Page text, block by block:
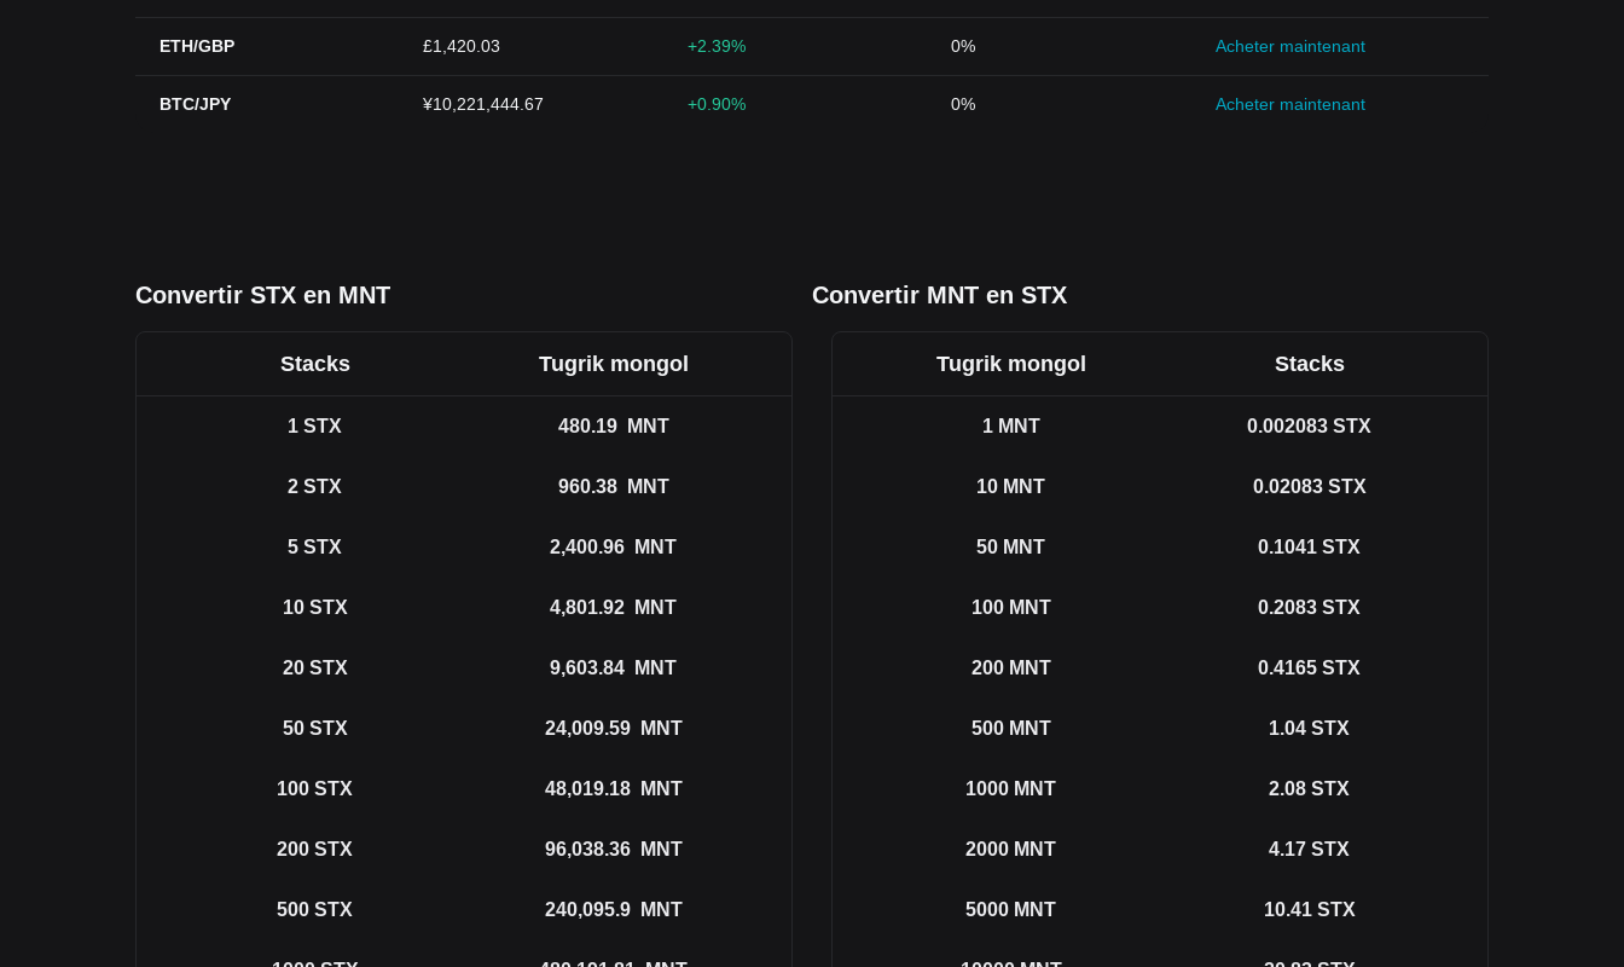
ETH/GBP £1,420.03 +2.39% 0% Acheter maintenant
BTC/JPY ¥10,221,444.67 +0.90% 0% Acheter maintenant
Convertir STX en MNT Convertir MNT en STX
Stacks Tugrik mongol
1 STX 480.19 MNT
2 STX 960.38 MNT
5 STX 2,400.96 MNT
10 STX 4,801.92 MNT
20 STX 9,603.84 MNT
50 STX 24,009.59 MNT
100 STX 48,019.18 MNT
200 STX 96,038.36 MNT
500 STX 240,095.9 MNT
Tugrik mongol Stacks
1 MNT 0.002083 STX
10 MNT 0.02083 STX
50 MNT 0.1041 STX
100 MNT 0.2083 STX
200 MNT 0.4165 STX
500 MNT 1.04 STX
1000 MNT 2.08 STX
2000 MNT 4.17 STX
5000 MNT 10.41 STX